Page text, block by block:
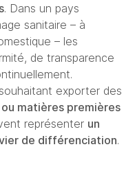
. Dans un pays
sanitaire – à
– les
de transparence
matières premières
représenter un
de différenciation.